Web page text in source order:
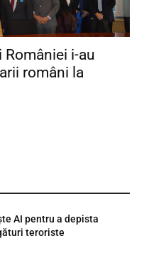
i-au
români la
AI pentru a depista
teroriste